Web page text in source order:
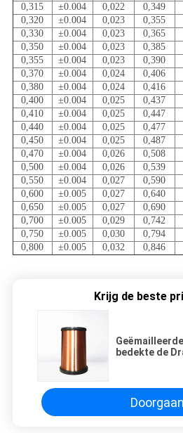
0,315
±0.004 0,022 0,349
0,320
±0.004 0,023 0,355
0,330
±0.004 0,023 0,365
0,350
±0.004 0,023 0,385
0,355
±0.004 0,023 0,390
0,370
±0.004 0,024 0,406
0,380
±0.004 0,024 0,416
0,400
±0.004 0,025 0,437
0,410
±0.004 0,025 0,447
0,440
±0.004 0,025 0,477
0,450
±0.004 0,025 0,487
0,470
±0.004 0,026 0,508
0,500
±0.004 0,026 0,539
0,550
±0.004 0,027 0,590
0,600
±0.005 0,027 0,640
0,650
±0.005 0,027 0,690
0,700
±0.005 0,029 0,742
0,750
±0.005 0,030 0,794
0,800
±0.005 0,032 0,846
Krijg de beste
bedekte de
Doorgaan